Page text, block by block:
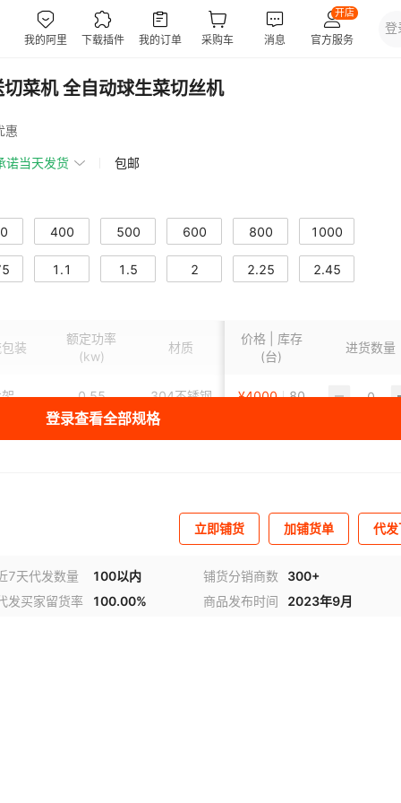
菜机 全自动球生菜切丝机
惠
诺当天发货 包邮
400 500 600 800 1000
1.1 1.5 2 2.25 2.45
装
额定功率
(kw)
材质 清洗温度 电压(v)
价格 | 库存
(台)
进货数量
0.55 304不锈钢 常温 220/380
¥4000 80
0.75 304不锈钢 常温 220/380
¥8600 80
304不锈钢 220/380
¥11000 80
架 2 304不锈钢 常温
¥13000 80
登录查看全部规格
立即铺货 加铺货单 代
7天代发数量 100以内 铺货分销商数
300+
发买家留货率 100.00% 商品发布时间 2023年9月